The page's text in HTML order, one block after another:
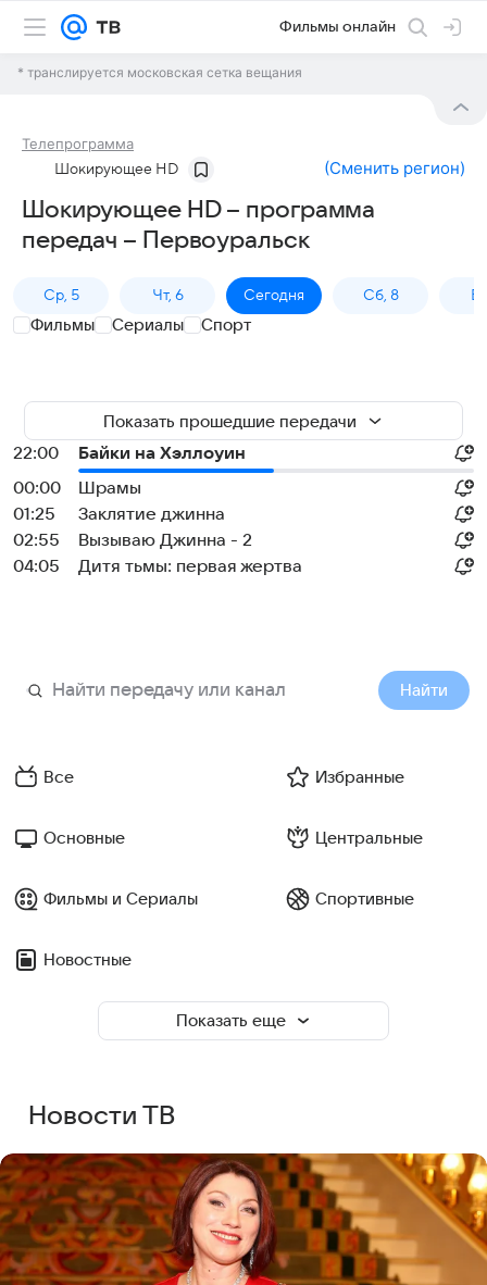
Фильмы онлайн
* транслируется московская сетка вещания
Телепрограмма
Шокирующее HD (Сменить регион)
Шокирующее HD – программа
передач – Первоуральск
Ср, 5 Чт, 6 Сегодня Сб, 8
Фильмы Сериалы Спорт
Показать прошедшие передачи
22:00
Байки на Хэллоуин
00:00
Шрамы
01:25
Заклятие джинна
02:55
Вызываю Джинна - 2
04:05
Дитя тьмы: первая жертва
Найти
Все Избранные
Основные Центральные
Фильмы и Сериалы Спортивные
Новостные
Показать еще
Новости ТВ